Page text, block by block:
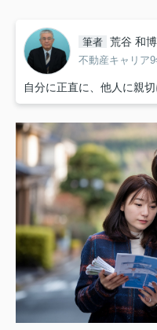
筆者 荒谷 和博
不動産キャリア
自分に正直に、他人に親